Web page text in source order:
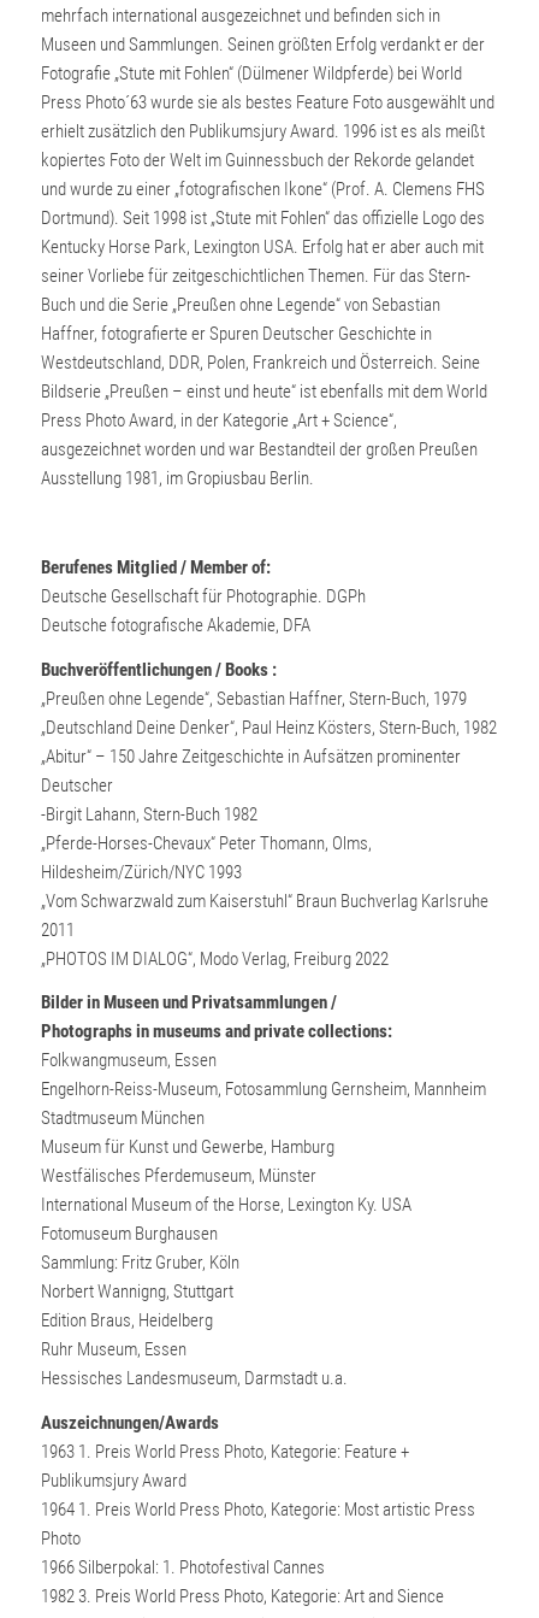
mehrfach international ausgezeichnet und befinden sich in
Museen und Sammlungen. Seinen größten Erfolg verdankt er der
Fotografie „Stute mit Fohlen“ (Dülmener Wildpferde) bei World
Press Photo´63 wurde sie als bestes Feature Foto ausgewählt und
erhielt zusätzlich den Publikumsjury Award. 1996 ist es als meißt
kopiertes Foto der Welt im Guinnessbuch der Rekorde gelandet
und wurde zu einer „fotografischen Ikone“ (Prof. A. Clemens FHS
Dortmund). Seit 1998 ist „Stute mit Fohlen“ das offizielle Logo des
Kentucky Horse Park, Lexington USA. Erfolg hat er aber auch mit
seiner Vorliebe für zeitgeschichtlichen Themen. Für das Stern-
Buch und die Serie „Preußen ohne Legende“ von Sebastian
Haffner, fotografierte er Spuren Deutscher Geschichte in
Westdeutschland, DDR, Polen, Frankreich und Österreich. Seine
Bildserie „Preußen – einst und heute“ ist ebenfalls mit dem World
Press Photo Award, in der Kategorie „Art + Science“,
ausgezeichnet worden und war Bestandteil der großen Preußen
Ausstellung 1981, im Gropiusbau Berlin.
Berufenes Mitglied / Member of:
Deutsche Gesellschaft für Photographie. DGPh
Deutsche fotografische Akademie, DFA
Buchveröffentlichungen / Books :
„Preußen ohne Legende“, Sebastian Haffner, Stern-Buch, 1979
„Deutschland Deine Denker“, Paul Heinz Kösters, Stern-Buch, 1982
„Abitur“ – 150 Jahre Zeitgeschichte in Aufsätzen prominenter
Deutscher
-Birgit Lahann, Stern-Buch 1982
„Pferde-Horses-Chevaux“ Peter Thomann, Olms,
Hildesheim/Zürich/NYC 1993
„Vom Schwarzwald zum Kaiserstuhl“ Braun Buchverlag Karlsruhe
2011
„PHOTOS IM DIALOG“, Modo Verlag, Freiburg 2022
Bilder in Museen und Privatsammlungen /
Photographs in museums and private collections:
Folkwangmuseum, Essen
Engelhorn-Reiss-Museum, Fotosammlung Gernsheim, Mannheim
Stadtmuseum München
Museum für Kunst und Gewerbe, Hamburg
Westfälisches Pferdemuseum, Münster
International Museum of the Horse, Lexington Ky. USA
Fotomuseum Burghausen
Sammlung: Fritz Gruber, Köln
Norbert Wannigng, Stuttgart
Edition Braus, Heidelberg
Ruhr Museum, Essen
Hessisches Landesmuseum, Darmstadt u.a.
Auszeichnungen/Awards
1963 1. Preis World Press Photo, Kategorie: Feature +
Publikumsjury Award
1964 1. Preis World Press Photo, Kategorie: Most artistic Press
Photo
1966 Silberpokal: 1. Photofestival Cannes
1982 3. Preis World Press Photo, Kategorie: Art and Sience